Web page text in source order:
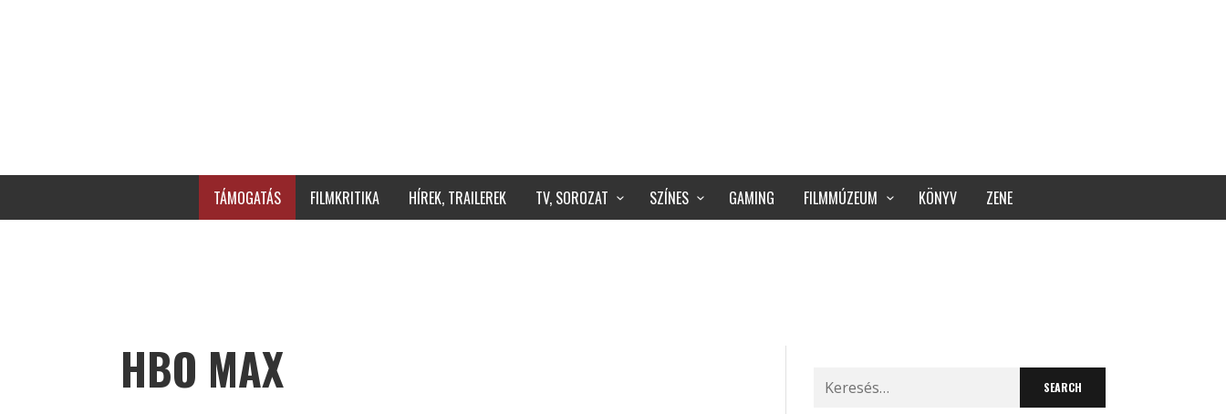
TÁMOGATÁS FILMKRITIKA HÍREK, TRAILEREK TV, SOROZAT SZÍNES GAMING FILMMÚZEUM KÖNYV ZENE
HBO MAX
Search
for: